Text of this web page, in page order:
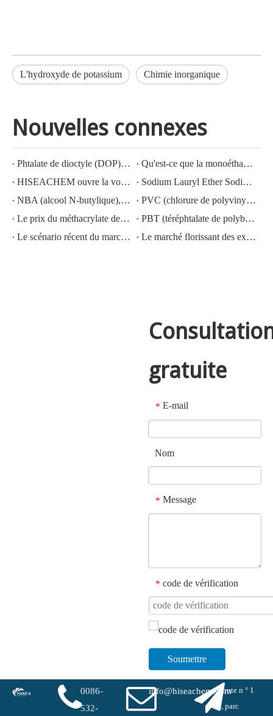
L'hydroxyde de potassium Chimie inorganique
Nouvelles connexes
Phtalate de dioctyle (DOP) N° CAS : 117-81-7
Qu'est-ce que la monoéthanolamine (MEA) ?
HISEACHEM ouvre la voie : succès récent dans l'exportation d'acide acétique, d'acide oxalique, d'acide sulfurique, d'acide nitrique, de soude caustique, d'alcali liquide et de métabisulfite de sodium depuis la Chine
Sodium Lauryl Ether Sodium Lauryl Ether Sulfate(sles70%/aes 70%) CAS NO.: 68585-34-2sles70%/aes 70%) CAS NO.: 68585-34-2
NBA (alcool N-butylique), N° CAS : 71-36-3, connaissance de l'industrie
PVC (chlorure de polyvinyle) N° CAS : 9002-86-2
Le prix du méthacrylate de méthyle MMA CAS 80-62-6 diminue fortement
PBT (téréphtalate de polybutylène) CAS NO.26062-94-2
Le scénario récent du marché de l'acide sulfurique en Chine : une année en revue
Le marché florissant des exportations d'hydroxyde de potassium, d'hydroxyde de sodium et de peroxyde d'hydrogène depuis la Chine : un examen de l'année écoulée
gratuite
* E-mail
Nom
* Message
* code de vérification
Soumettre
0086-
532-
info@hiseachem.comRoute n ° 1
#, parc